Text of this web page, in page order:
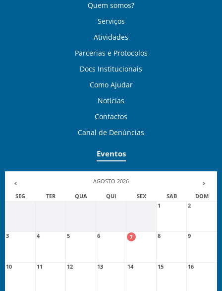
Quem somos?
Serviços
Atividades
Parcerias e Protocolos
Docs Institucionais
Como Ajudar
Notícias
Contactos
Canal de Denúncias
Eventos
AGOSTO 2026
SEG
TER QUA QUI SEX SAB
DOM
1
2
3 4 5 6 7 8 9
10 11 12 13 14 15 16